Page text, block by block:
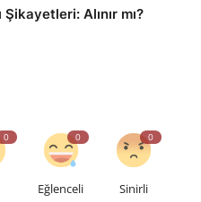
Alınır mı?
0 0
Eğlenceli
0
Sinirli